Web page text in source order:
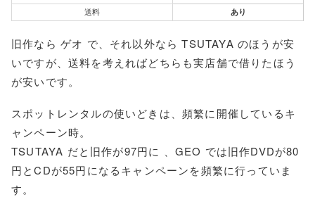
送料
あり
旧作なら ゲオ で、それ以外なら TSUTAYA のほうが安
いですが、送料を考えればどちらも実店舗で借りたほう
が安いです。
スポットレンタルの使いどきは、頻繁に開催しているキ
ャンペーン時。
TSUTAYA だと旧作が97円に 、GEO では旧作DVDが80
円とCDが55円になるキャンペーンを頻繁に行っていま
す。